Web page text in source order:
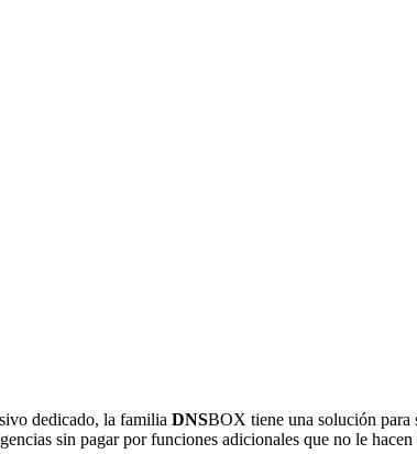
dedicado, la familia DNSBOX tiene una solución para
sin pagar por funciones adicionales que no le hacen